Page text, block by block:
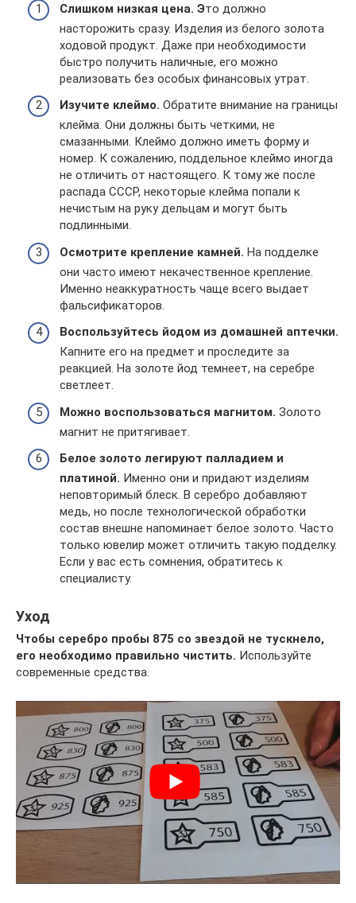
Слишком низкая цена. Это должно
насторожить сразу. Изделия из белого золота
ходовой продукт. Даже при необходимости
быстро получить наличные, его можно
реализовать без особых финансовых утрат.
Изучите клеймо. Обратите внимание на границы
клейма. Они должны быть четкими, не
смазанными. Клеймо должно иметь форму и
номер. К сожалению, поддельное клеймо иногда
не отличить от настоящего. К тому же после
распада СССР, некоторые клейма попали к
нечистым на руку дельцам и могут быть
подлинными.
Осмотрите крепление камней. На подделке
они часто имеют некачественное крепление.
Именно неаккуратность чаще всего выдает
фальсификаторов.
Воспользуйтесь йодом из домашней аптечки.
Капните его на предмет и проследите за
реакцией. На золоте йод темнеет, на серебре
светлеет.
Можно воспользоваться магнитом. Золото
магнит не притягивает.
Белое золото легируют палладием и
платиной. Именно они и придают изделиям
неповторимый блеск. В серебро добавляют
медь, но после технологической обработки
состав внешне напоминает белое золото. Часто
только ювелир может отличить такую подделку.
Если у вас есть сомнения, обратитесь к
специалисту.
Уход
Чтобы серебро пробы 875 со звездой не тускнело,
его необходимо правильно чистить. Используйте
современные средства.